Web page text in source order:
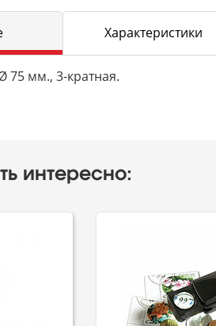
Характеристики
75 мм., 3-кратная.
интересно: